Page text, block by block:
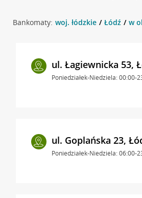
Bankomaty: woj. łódzkie Łódź w
ul. Łagiewnicka 53,
Poniedziałek-Niedziela: 00:00-
ul. Goplańska 23,
Poniedziałek-Niedziela: 06:00-